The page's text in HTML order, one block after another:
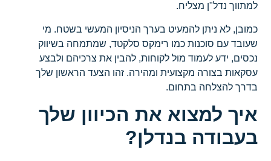
למתווך נדל"ן מצליח.
כמובן, לא ניתן להמעיט בערך הניסיון המעשי בשטח. מי
שעובד עם סוכנות כמו רימקס סלקטד, שמתמחה בשיווק
נכסים, ידע לעמוד מול לקוחות, להבין את צרכיהם ולבצע
עסקאות בצורה מקצועית ומהירה. זהו הצעד הראשון שלך
בדרך להצלחה בתחום.
איך למצוא את הכיוון שלך
בעבודה בנדלן?